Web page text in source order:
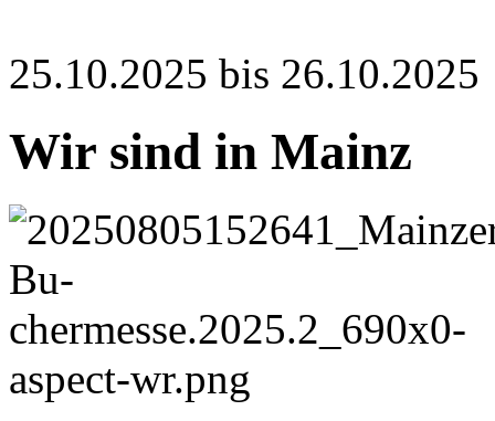
25.10.2025 bis 26.10.2025
Wir sind in Mainz